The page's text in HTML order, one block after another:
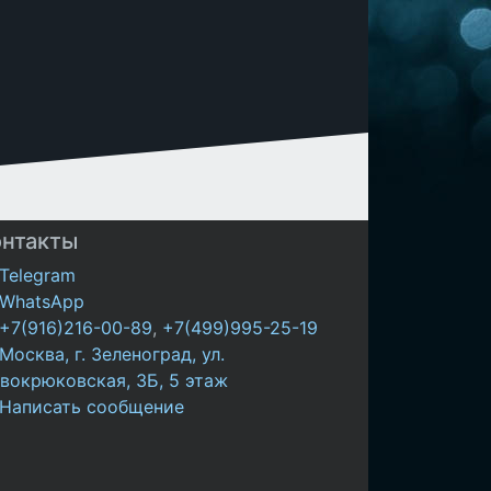
00-89, +7(499)995-25-19
г. Зеленоград, ул.
3Б, 5 этаж
сообщение